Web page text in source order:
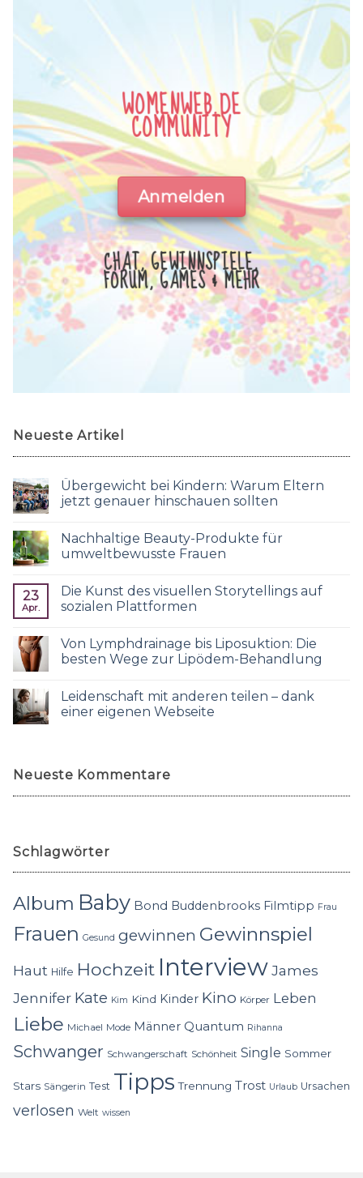
WOMENWEB.DE
COMMUNITY
Anmelden
CHAT, GEWINNSPIELE,
FORUM, GAMES & MEHR
Neueste Artikel
Übergewicht bei Kindern: Warum Eltern
jetzt genauer hinschauen sollten
Nachhaltige Beauty-Produkte für
umweltbewusste Frauen
23
Apr.
Die Kunst des visuellen Storytellings auf
sozialen Plattformen
Von Lymphdrainage bis Liposuktion: Die
besten Wege zur Lipödem-Behandlung
Leidenschaft mit anderen teilen – dank
einer eigenen Webseite
Neueste Kommentare
Schlagwörter
Album Baby Bond Buddenbrooks Filmtipp Frau
Frauen Gesund gewinnen Gewinnspiel
Haut Hilfe Hochzeit InterviewJames
Jennifer Kate Kim Kind Kinder Kino Körper Leben
Liebe Michael Mode Männer Quantum Rihanna
Schwanger Schwangerschaft Schönheit Single Sommer
Stars Sängerin Test Tipps Trennung Trost Urlaub Ursachen
verlosen Welt wissen